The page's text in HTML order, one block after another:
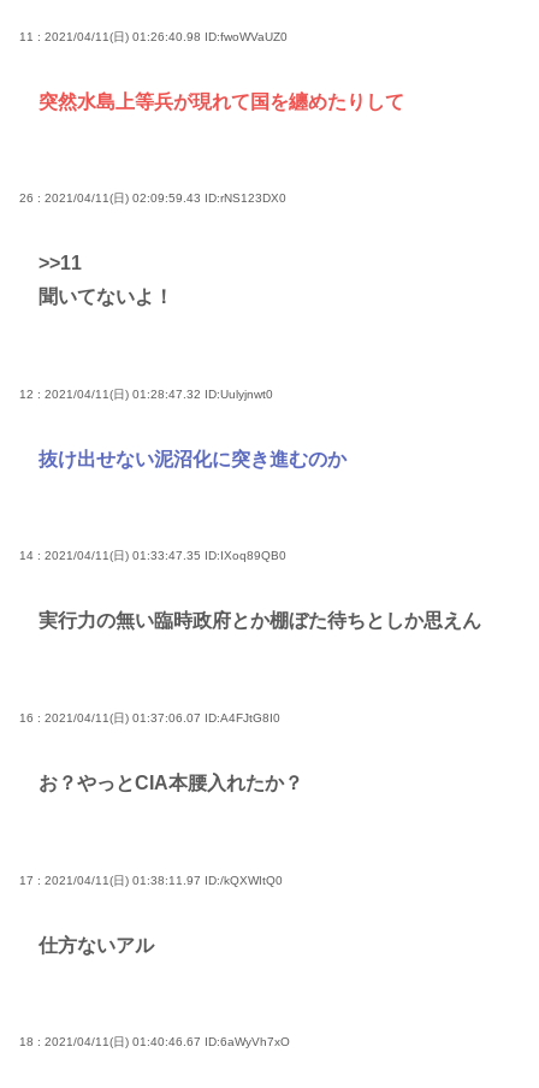
11 : 2021/04/11(日) 01:26:40.98 ID:fwoWVaUZ0
突然水島上等兵が現れて国を纏めたりして
26 : 2021/04/11(日) 02:09:59.43 ID:rNS123DX0
>>11
聞いてないよ！
12 : 2021/04/11(日) 01:28:47.32 ID:Uulyjnwt0
抜け出せない泥沼化に突き進むのか
14 : 2021/04/11(日) 01:33:47.35 ID:IXoq89QB0
実行力の無い臨時政府とか棚ぼた待ちとしか思えん
16 : 2021/04/11(日) 01:37:06.07 ID:A4FJtG8I0
お？やっとCIA本腰入れたか？
17 : 2021/04/11(日) 01:38:11.97 ID:/kQXWItQ0
仕方ないアル
18 : 2021/04/11(日) 01:40:46.67 ID:6aWyVh7xO